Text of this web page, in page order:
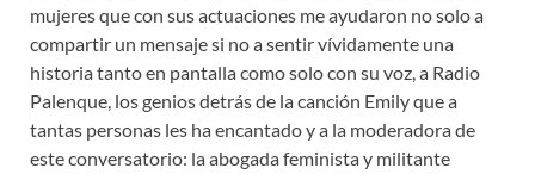
mujeres que con sus actuaciones me ayudaron no solo a
compartir un mensaje si no a sentir vívidamente una
historia tanto en pantalla como solo con su voz, a Radio
Palenque, los genios detrás de la canción Emily que a
tantas personas les ha encantado y a la moderadora de
este conversatorio: la abogada feminista y militante